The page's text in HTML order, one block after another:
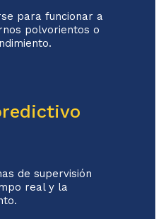
para funcionar a
polvorientos o
de supervisión
real y la